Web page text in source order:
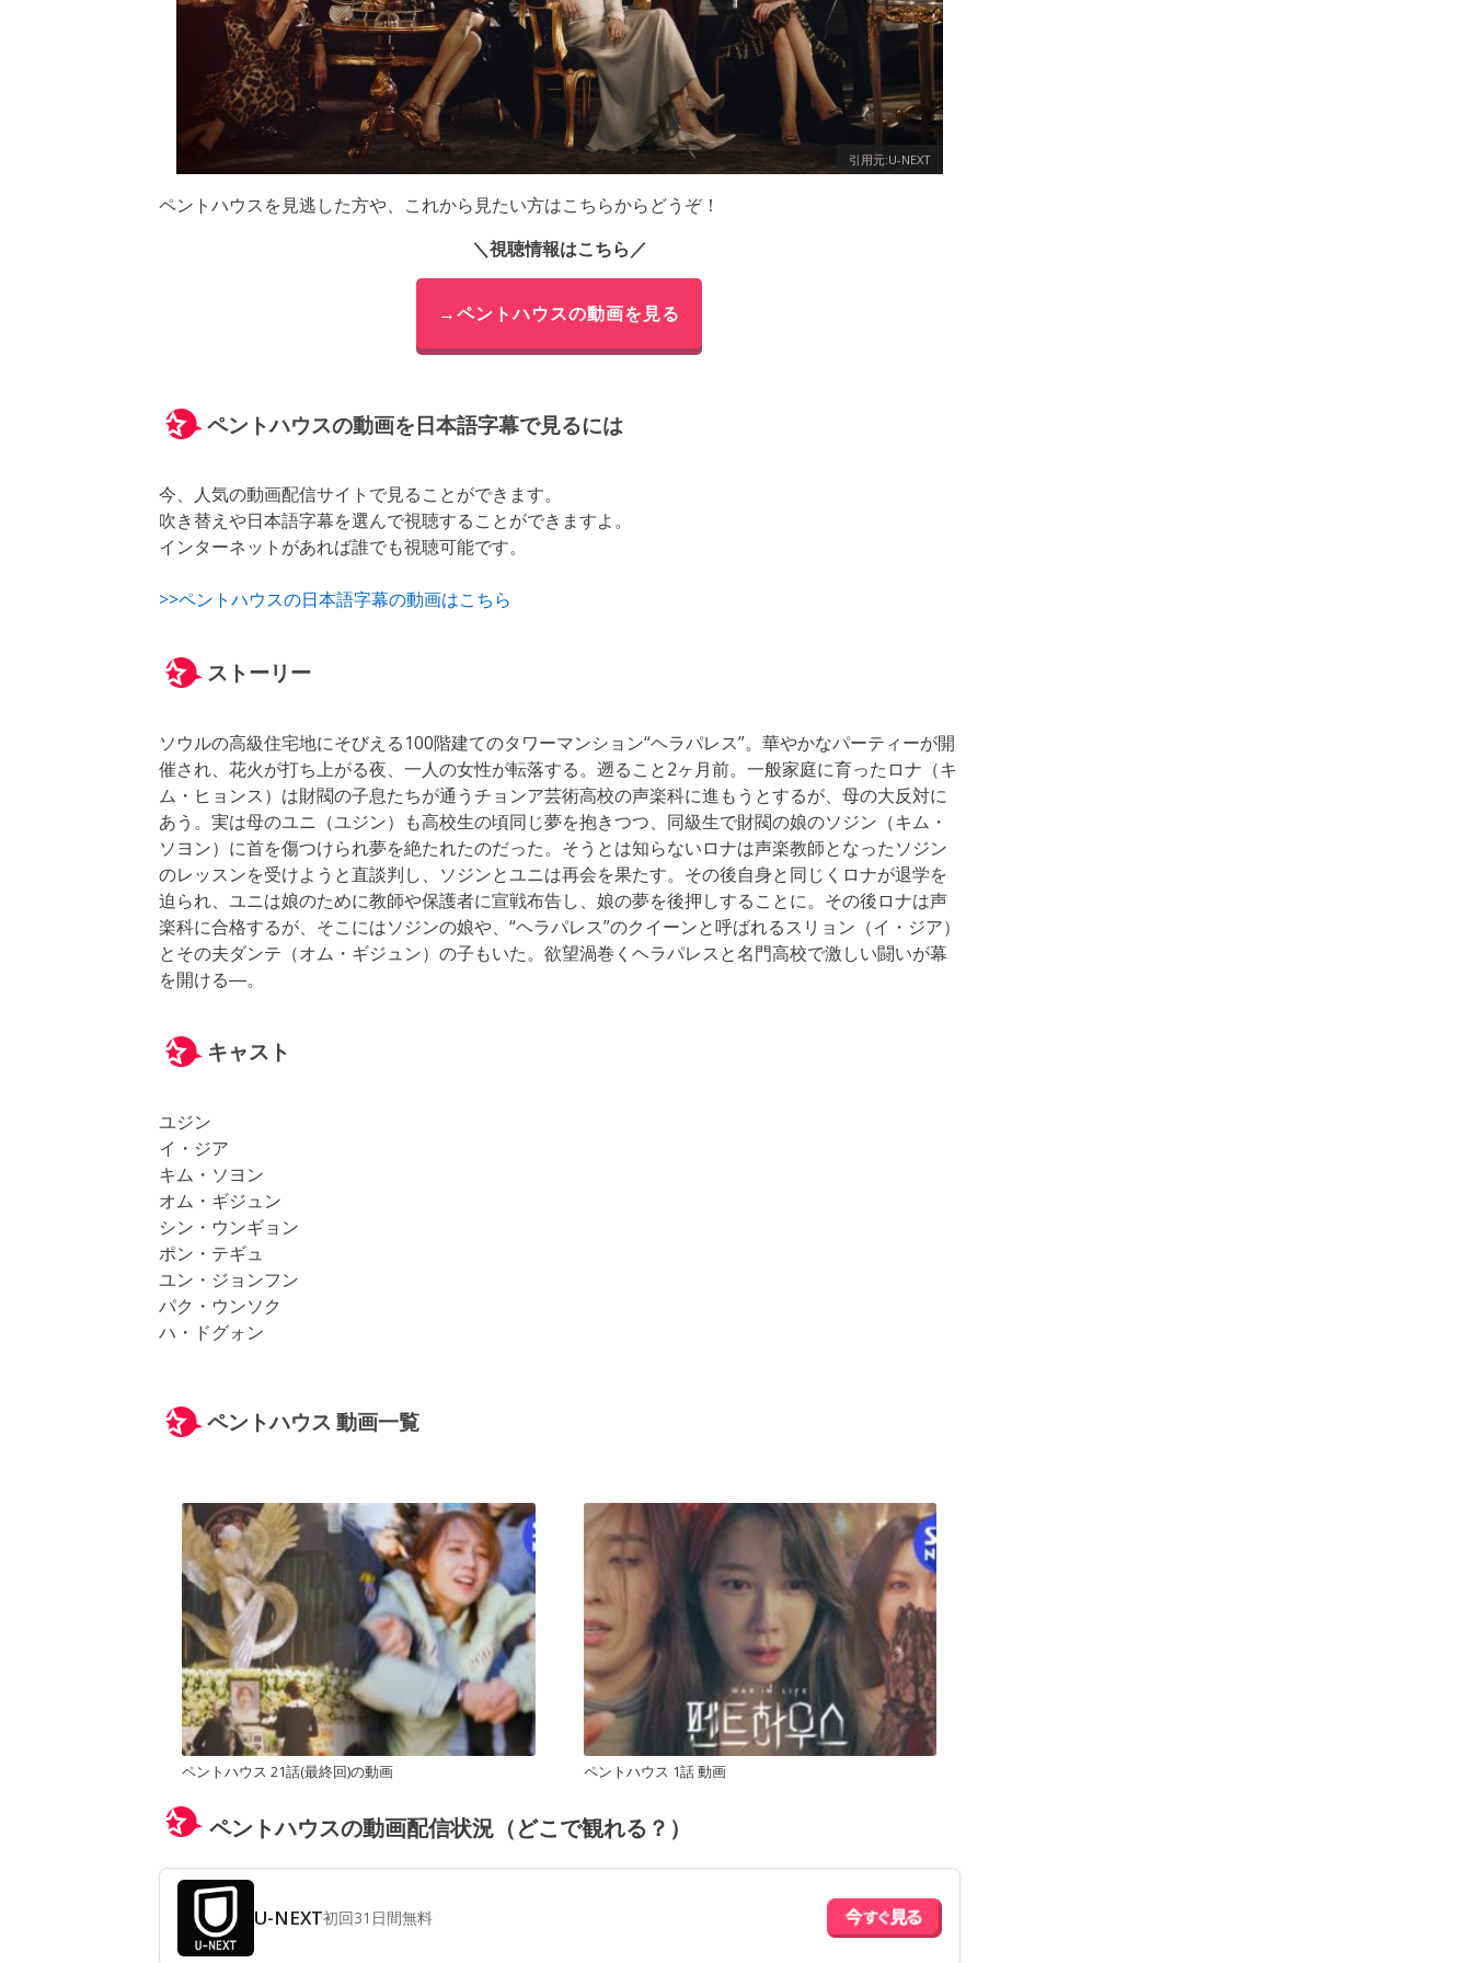
引用元:U-NEXT
ペントハウスを見逃した方や、これから見たい方はこちらからどうぞ！
＼視聴情報はこちら／
→ペントハウスの動画を見る
ペントハウスの動画を日本語字幕で見るには
今、人気の動画配信サイトで見ることができます。
吹き替えや日本語字幕を選んで視聴することができますよ。
インターネットがあれば誰でも視聴可能です。
>>ペントハウスの日本語字幕の動画はこちら
ストーリー
ソウルの高級住宅地にそびえる100階建てのタワーマンション“ヘラパレス”。華やかなパーティーが開
催され、花火が打ち上がる夜、一人の女性が転落する。遡ること2ヶ月前。一般家庭に育ったロナ（キ
ム・ヒョンス）は財閥の子息たちが通うチョンア芸術高校の声楽科に進もうとするが、母の大反対に
あう。実は母のユニ（ユジン）も高校生の頃同じ夢を抱きつつ、同級生で財閥の娘のソジン（キム・
ソヨン）に首を傷つけられ夢を絶たれたのだった。そうとは知らないロナは声楽教師となったソジン
のレッスンを受けようと直談判し、ソジンとユニは再会を果たす。その後自身と同じくロナが退学を
迫られ、ユニは娘のために教師や保護者に宣戦布告し、娘の夢を後押しすることに。その後ロナは声
楽科に合格するが、そこにはソジンの娘や、“ヘラパレス”のクイーンと呼ばれるスリョン（イ・ジア）
とその夫ダンテ（オム・ギジュン）の子もいた。欲望渦巻くヘラパレスと名門高校で激しい闘いが幕
を開ける―。
キャスト
ユジン
イ・ジア
キム・ソヨン
オム・ギジュン
シン・ウンギョン
ポン・テギュ
ユン・ジョンフン
パク・ウンソク
ハ・ドグォン
ペントハウス 動画一覧
ペントハウス 21話(最終回)の動画 ペントハウス 1話 動画
ペントハウスの動画配信状況（どこで観れる？）
U-NEXT初回31日間無料